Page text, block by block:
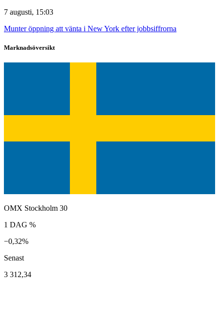
7 augusti, 15:03
Munter öppning att vänta i New York efter jobbsiffrorna
Marknadsöversikt
OMX Stockholm 30
1 DAG %
−0,32%
Senast
3 312,34